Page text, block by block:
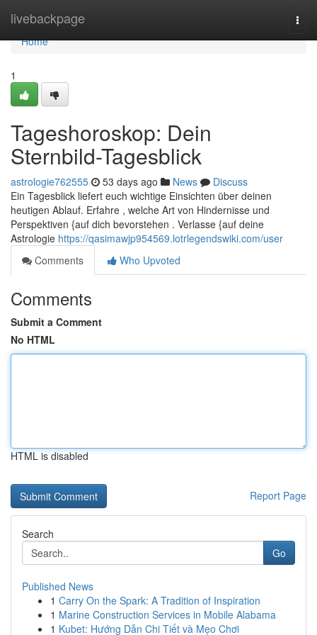
livebackpage
Home
Home
1
Tageshoroskop: Dein
Sternbild-Tagesblick
astrologie762555 53 days ago News
Discuss
Ein Tagesblick liefert euch wichtige Einsichten über deinen
heutigen Ablauf. Erfahre , welche Art von Hindernisse und
Perspektiven {auf dich bevorstehen . Verlasse {auf deine
Astrologie https://qasimawjp954569.lotrlegendswiki.com/user
Comments
Who Upvoted
Comments
Submit a Comment
No HTML
HTML is disabled
Report Page
Search
Go
Published News
1 Carry On the Spark: A Tradition of Inspiration
1 Marine Construction Services in Mobile Alabama
1 Kubet: Hướng Dẫn Chi Tiết và Mẹo Chơi